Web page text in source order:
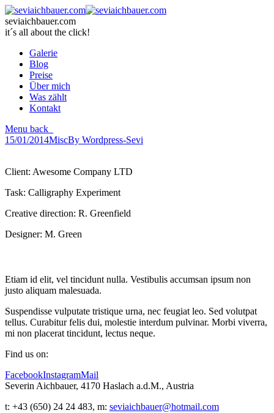
seviaichbauer.com
it´s all about the click!
Galerie
Blog
Preise
Über mich
Was zählt
Kontakt
Menu back
15/01/2014MiscBy Wordpress-Sevi
Client: Awesome Company LTD
Task: Calligraphy Experiment
Creative direction: R. Greenfield
Designer: M. Green
Etiam id elit, vel tincidunt nulla. Vestibulis accumsan ipsum non
justo aliquam malesuada.
Suspendisse vulputate tristique urna, nec feugiat leo. Sed volutpat
tellus. Curabitur felis dui, molestie interdum pulvinar. Morbi viverra,
mi non placerat tincidunt, lectus neque.
Find us on:
FacebookInstagramMail
Severin Aichbauer, 4170 Haslach a.d.M., Austria
t: +43 (650) 24 24 483, m: seviaichbauer@hotmail.com